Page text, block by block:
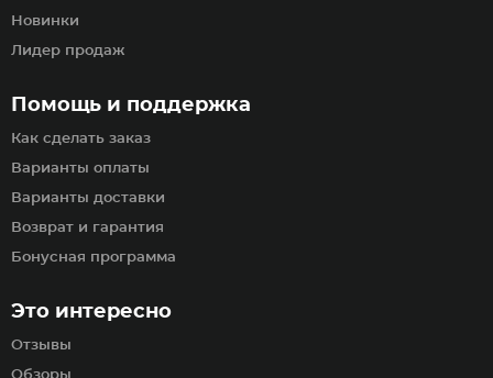
Помощь и поддержка
Как сделать заказ
Варианты оплаты
Варианты доставки
Возврат и гарантия
Бонусная программа
Новинки
Лидер продаж
Это интересно
Отзывы